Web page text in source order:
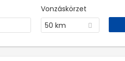
Vonzáskörzet
50 km